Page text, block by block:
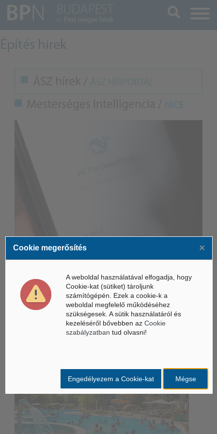
Keresés
Építés hírek
NICE
Összeköltözik a DeepSeek mesterséges intelligenciája és a
Életbe léptek az Európai Unióban a mesterséges intelligencia
új szabályai
Gyorsabbá válhat a fúziós üzemanyag fejlesztése a
mesterséges intelligenciával
Belföldi hírek /BELFÖLD
Cookie megerősítés ×
A weboldal használatával elfogadja, hogy
Cookie-kat (sütiket) tároljunk
számítógépén. Ezek a cookie-k a
weboldal megfelelő működéséhez
szükségesek. A sütik használatáról és
kezeléséről bővebben az Cookie
szabályzatban tud olvasni!
Mégse
Engedélyezem a Cookie-kat